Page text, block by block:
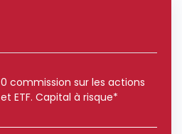
0 commission sur les actions
et ETF. Capital à risque*